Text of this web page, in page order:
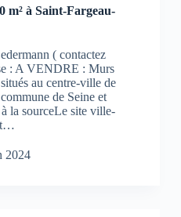
m² à Saint-Fargeau-
( contactez
: A VENDRE : Murs
au centre-ville de
de Seine et
la sourceLe site ville-
2024